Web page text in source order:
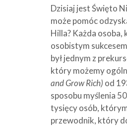
Dzisiaj jest Święto
może pomóc
Hilla? Każda
osobistym
był jednym z
który możemy
and Grow Rich) od
sposobu myślenia
tysięcy osób,
przewodnik, który